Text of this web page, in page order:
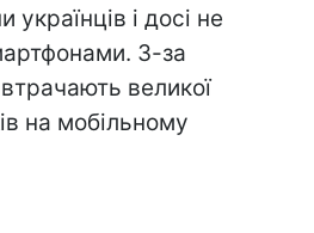
українців і досі не
З-за
великої
на мобільному